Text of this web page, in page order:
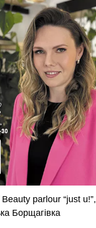
parlour “just u!”,
Борщагівка